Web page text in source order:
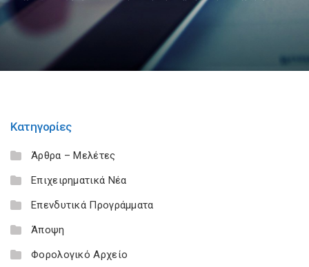
Κατηγορίες
Άρθρα – Μελέτες
Επιχειρηματικά Νέα
Επενδυτικά Προγράμματα
Άποψη
Φορολογικό Αρχείο